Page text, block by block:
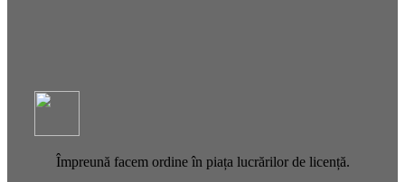
Împreună facem ordine în piața lucrărilor de licență.